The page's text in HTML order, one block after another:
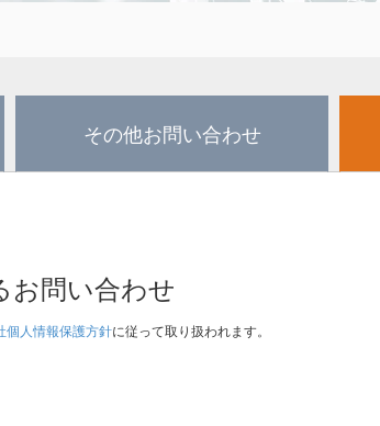
その他お問い合わせ